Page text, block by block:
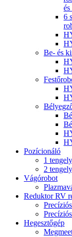
6
Be- és
Pozícionáló
1
2
Vágórobot
Reduktor RV
Hegesztőgép